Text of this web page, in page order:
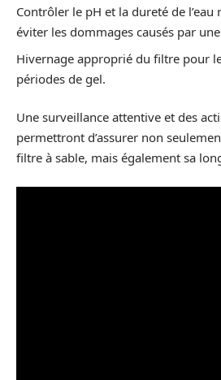
Contrôler le pH et la dureté de
éviter les dommages causés par
Hivernage approprié du filtre pour
périodes de gel.
Une surveillance attentive et des
permettront d’assurer non
filtre à sable, mais également sa